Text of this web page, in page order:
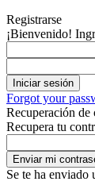
Registrarse
¡Bienvenido!
Forgot your
Recuperación de
Recupera tu
Se te ha enviado